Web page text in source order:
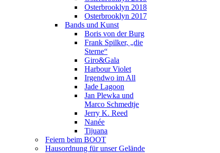
Osterbrooklyn 2018
Osterbrooklyn 2017
Bands und Kunst
Boris von der Burg
Frank Spilker, „die
Sterne“
Giro&Gala
Harbour Violet
Irgendwo im All
Jade Lagoon
Jan Plewka und
Marco Schmedtje
Jerry K. Reed
Nanée
Tijuana
Feiern beim BOOT
Hausordnung für unser Gelände